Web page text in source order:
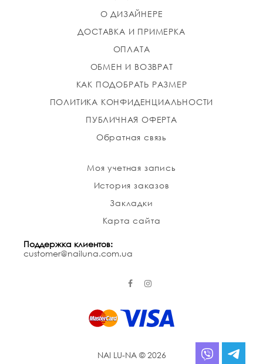
О ДИЗАЙНЕРЕ
ДОСТАВКА И ПРИМЕРКА
ОПЛАТА
ОБМЕН И ВОЗВРАТ
КАК ПОДОБРАТЬ РАЗМЕР
ПОЛИТИКА КОНФИДЕНЦИАЛЬНОСТИ
ПУБЛИЧНАЯ ОФЕРТА
Обратная связь
Моя учетная запись
История заказов
Закладки
Карта сайта
Поддержка клиентов:
customer@nailuna.com.ua
NAI LU-NA © 2026